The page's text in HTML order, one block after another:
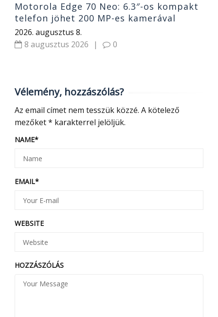
Motorola Edge 70 Neo: 6.3″-os kompakt
telefon jöhet 200 MP-es kamerával
2026. augusztus 8.
8 augusztus 2026
| 0
Vélemény, hozzászólás?
Az email címet nem tesszük közzé. A kötelező
mezőket* karakterrel jelöljük.
NAME*
EMAIL*
WEBSITE
HOZZÁSZÓLÁS